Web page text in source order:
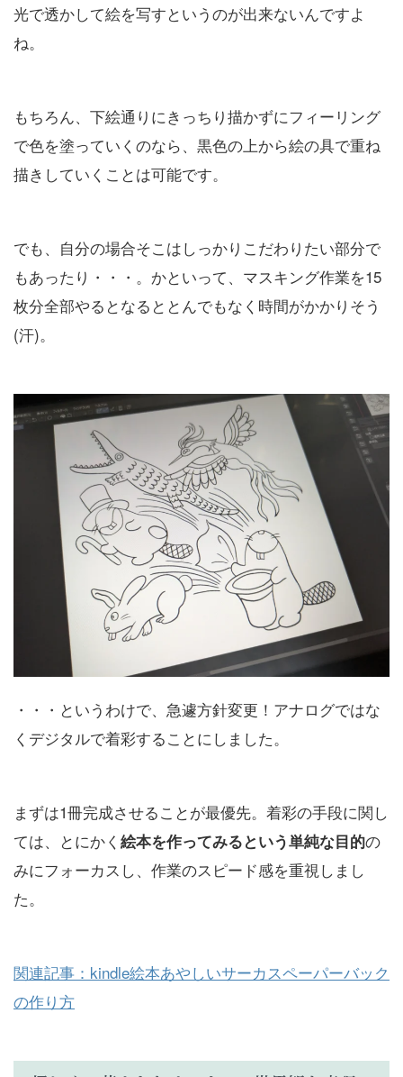
光で透かして絵を写すというのが出来ないんですよ
ね。
もちろん、下絵通りにきっちり描かずにフィーリング
で色を塗っていくのなら、黒色の上から絵の具で重ね
描きしていくことは可能です。
でも、自分の場合そこはしっかりこだわりたい部分で
もあったり・・・。かといって、マスキング作業を15
枚分全部やるとなるととんでもなく時間がかかりそう
(汗)。
・・・というわけで、急遽方針変更！アナログではな
くデジタルで着彩することにしました。
まずは1冊完成させることが最優先。着彩の手段に関し
ては、とにかく 絵本を作ってみるという単純な目的の
みにフォーカスし、作業のスピード感を重視しまし
た。
関連記事：kindle絵本あやしいサーカスペーパーバック
の作り方